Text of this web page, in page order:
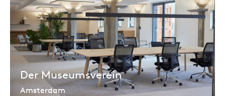
Der Museumsverein
Amsterdam